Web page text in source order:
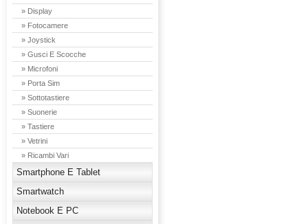
» Display
» Fotocamere
» Joystick
» Gusci E Scocche
» Microfoni
» Porta Sim
» Sottotastiere
» Suonerie
» Tastiere
» Vetrini
» Ricambi Vari
Smartphone E Tablet
Smartwatch
Notebook E PC